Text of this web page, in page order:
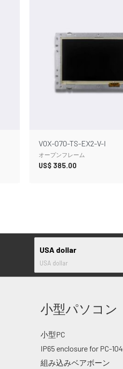
VOX-070-TS-EX2-V-I
オープンフレーム
US$ 385.00
USA dollar
USA dollar
小型パソコン
小型PC
IP65 enclosure for PC-104
組み込みベアボーン